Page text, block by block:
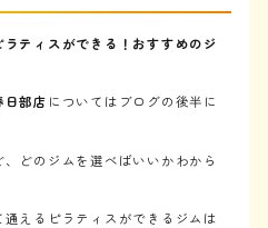
ティスができる！おすすめのジ
日部店 についてはブログの後半に
どのジムを選べばいいかわから
通えるピラティスができるジムは